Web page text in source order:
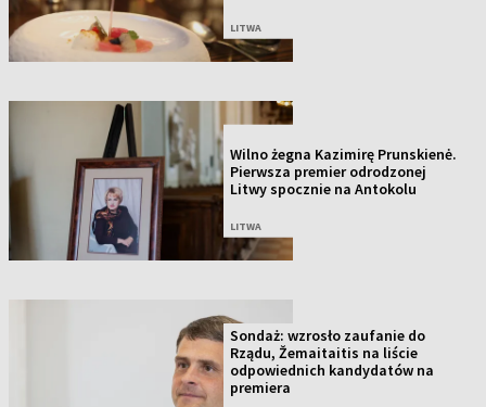
LITWA
Wilno żegna Kazimirę Prunskienė.
Pierwsza premier odrodzonej
Litwy spocznie na Antokolu
LITWA
Sondaż: wzrosło zaufanie do
Rządu, Žemaitaitis na liście
odpowiednich kandydatów na
premiera